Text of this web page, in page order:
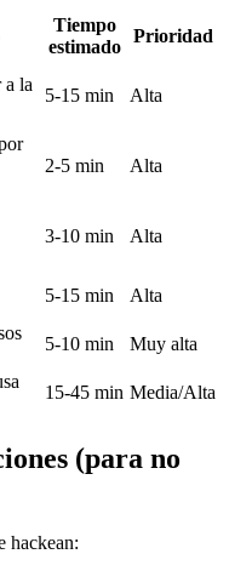
Tiempo
estimado
Prioridad
a la
5-15 min Alta
2-5 min Alta
3-10 min Alta
5-15 min
Alta
5-10 min
Muy alta
15-45 min Media/Alta
(para no
hackean: